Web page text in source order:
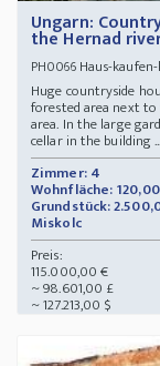
Ungarn:
the Hernad
PH0066Haus-
Huge countryside
forested area next
area. In the large
cellar in the building ...
Zimmer: 4
Wohnfläche:
Grundstück:
Miskolc
Preis:
115.000,00 €
~ 98.601,00 £
~ 127.213,00 $